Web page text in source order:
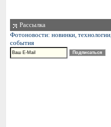
Рассылка
Фотоновости: новинки, технологии,
события